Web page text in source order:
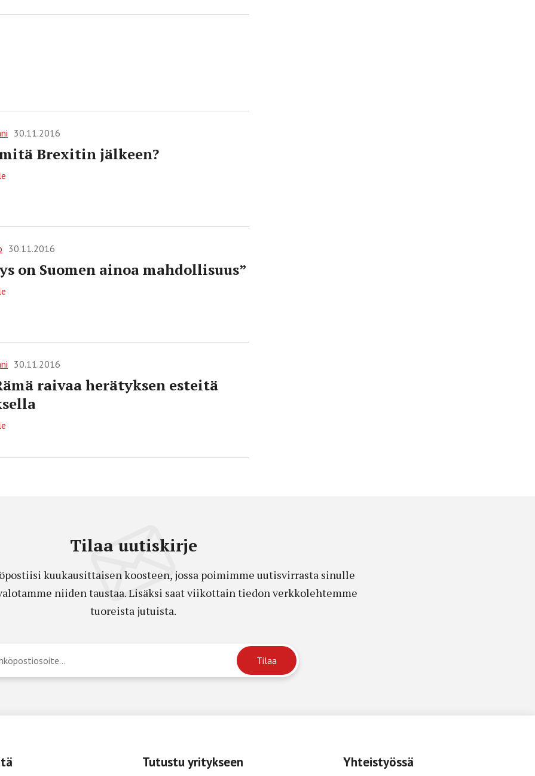
30.11.2016
Brexitin jälkeen?
30.11.2016
on Suomen ainoa mahdollisuus”
30.11.2016
raivaa herätyksen esteitä
Tilaa uutiskirje
kuukausittaisen koosteen, jossa poimimme uutisvirrasta sinulle
niiden taustaa. Lisäksi saat viikottain tiedon verkkolehtemme
tuoreista jutuista.
Tutustu yritykseen Yhteistyössä